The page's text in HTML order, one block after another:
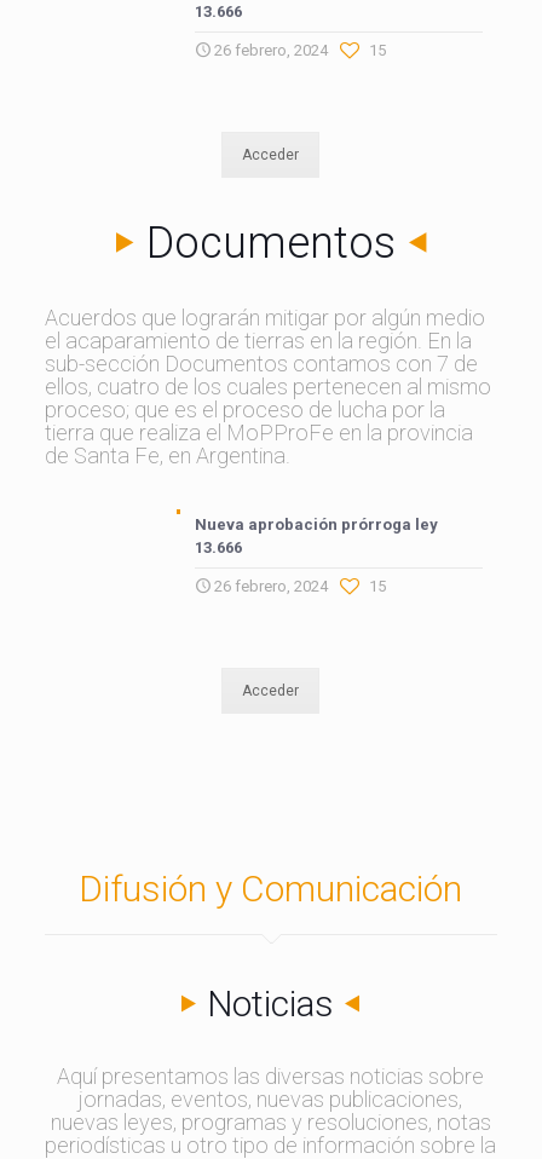
13.666
26 febrero, 2024 15
Acceder
Documentos
Acuerdos que lograrán mitigar por algún medio
el acaparamiento de tierras en la región. En la
sub-sección Documentos contamos con 7 de
ellos, cuatro de los cuales pertenecen al mismo
proceso; que es el proceso de lucha por la
tierra que realiza el MoPProFe en la provincia
de Santa Fe, en Argentina.
Nueva aprobación prórroga ley
13.666
26 febrero, 2024 15
Acceder
Difusión y Comunicación
Noticias
Aquí presentamos las diversas noticias sobre
jornadas, eventos, nuevas publicaciones,
nuevas leyes, programas y resoluciones, notas
periodísticas u otro tipo de información sobre la